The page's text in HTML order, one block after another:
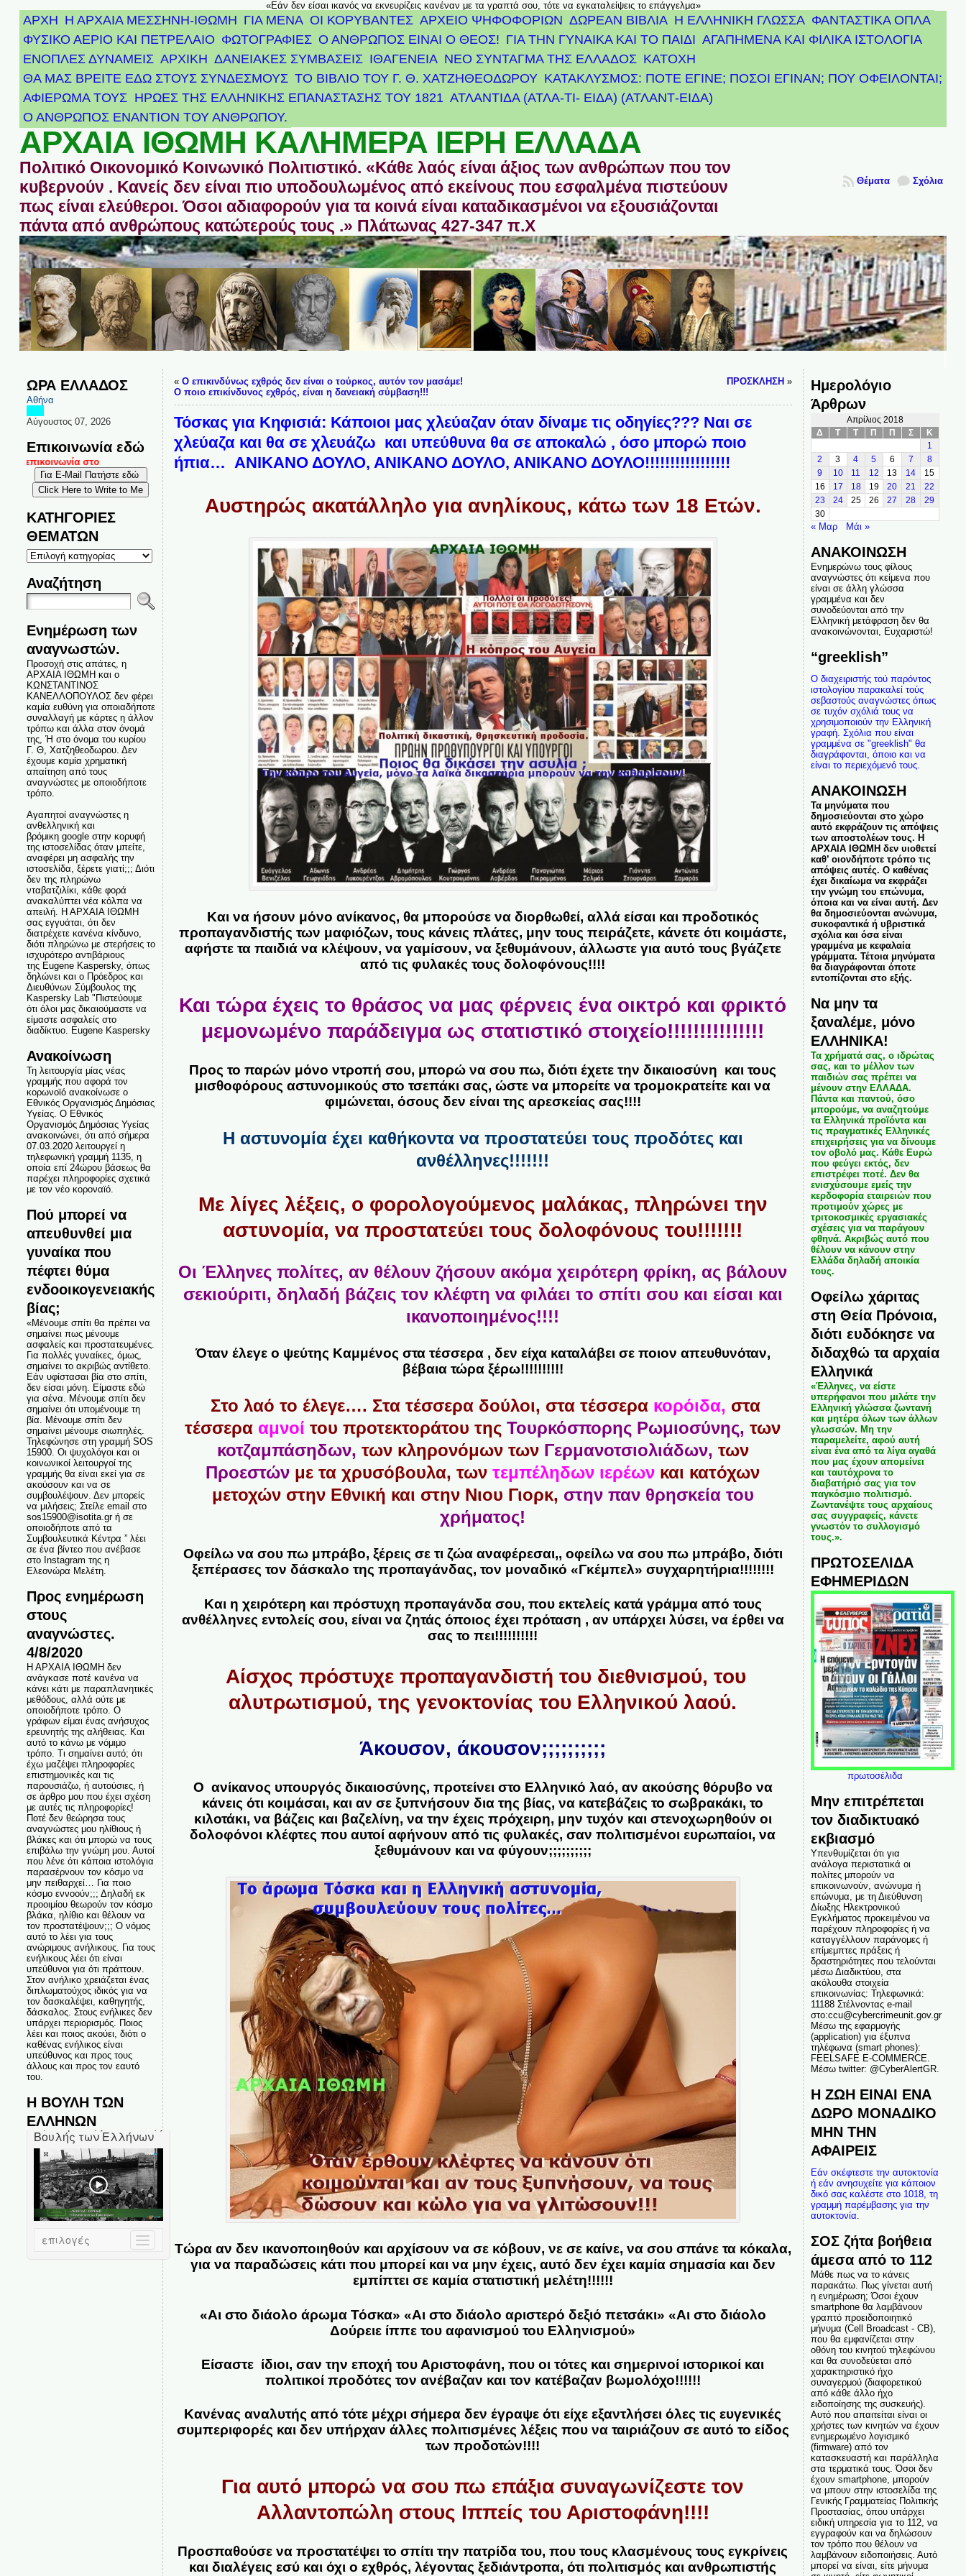
«Εάν δεν είσαι ικανός να εκνευρίζεις κανέναν με τα γραπτά σου, τότε να εγκαταλείψεις το επάγγελμα»
ΑΡΧΗ Η ΑΡΧΑΙΑ ΜΕΣΣΗΝΗ-ΙΘΩΜΗ ΓΙΑ ΜΕΝΑ ΟΙ ΚΟΡΥΒΑΝΤΕΣ ΑΡΧΕΊΟ ΨΗΦΟΦΟΡΙΏΝ ΔΩΡΕΑΝ ΒΙΒΛΙΑ Η ΕΛΛΗΝΙΚΗ ΓΛΩΣΣΑ ΦΑΝΤΑΣΤΙΚΑ ΟΠΛΑ
ΦΥΣΙΚΟ ΑΕΡΙΟ ΚΑΙ ΠΕΤΡΕΛΑΙΟ ΦΩΤΟΓΡΑΦΙΕΣ Ο ΑΝΘΡΩΠΟΣ ΕΙΝΑΙ Ο ΘΕΟΣ! ΓΙΑ ΤΗΝ ΓΥΝΑΙΚΑ ΚΑΙ ΤΟ ΠΑΙΔΙ ΑΓΑΠΗΜΕΝΑ ΚΑΙ ΦΙΛΙΚΑ ΙΣΤΟΛΟΓΙΑ
ΕΝΟΠΛΕΣ ΔΥΝΑΜΕΙΣ ΑΡΧΙΚΉ ΔΑΝΕΙΑΚΕΣ ΣΥΜΒΑΣΕΙΣ ΙΘΑΓΕΝΕΙΑ ΝΕΟ ΣΥΝΤΑΓΜΑ ΤΗΣ ΕΛΛΑΔΟΣ ΚΑΤΟΧΗ
ΘΑ ΜΑΣ ΒΡΕΙΤΕ ΕΔΩ ΣΤΟΥΣ ΣΥΝΔΕΣΜΟΥΣ ΤΟ ΒΙΒΛΙΟ ΤΟΥ Γ. Θ. ΧΑΤΖΗΘΕΟΔΩΡΟΥ ΚΑΤΑΚΛΥΣΜΟΣ: ΠΟΤΕ ΕΓΙΝΕ; ΠΟΣΟΙ ΕΓΙΝΑΝ; ΠΟΥ ΟΦΕΙΛΟΝΤΑΙ;
ΑΦΙΈΡΩΜΑ ΤΟΥΣ ΉΡΩΕΣ ΤΗΣ ΕΛΛΗΝΙΚΉΣ ΕΠΑΝΆΣΤΑΣΗΣ ΤΟΥ 1821 ΑΤΛΑΝΤΊΔΑ (ΑΤΛΑ-ΤΙ- ΕΙΔΑ) (ΑΤΛΑΝΤ-ΕΙΔΑ)
Ο ΑΝΘΡΩΠΟΣ ΕΝΑΝΤΙΟΝ ΤΟΥ ΑΝΘΡΩΠΟΥ.
ΑΡΧΑΙΑ ΙΘΩΜΗ ΚΑΛΗΜΕΡΑ ΙΕΡΗ ΕΛΛΑΔΑ
Πολιτικό Οικονομικό Κοινωνικό Πολιτιστικό. «Κάθε λαός είναι άξιος των ανθρώπων που τον
κυβερνούν . Κανείς δεν είναι πιο υποδουλωμένος από εκείνους που εσφαλμένα πιστεύουν
πως είναι ελεύθεροι. Όσοι αδιαφορούν για τα κοινά είναι καταδικασμένοι να εξουσιάζονται
πάντα από ανθρώπους κατώτερούς τους .» Πλάτωνας 427-347 π.Χ
Σχόλια
Θέματα
ΩΡΑ ΕΛΛΑΔΟΣ
Αθήνα
Αύγουστος 07, 2026
Επικοινωνία εδώ
στο
ΚΑΤΗΓΟΡΙΕΣ
ΘΕΜΑΤΩΝ
ΚΑΤΗΓΟΡΙΕΣ
ΘΕΜΑΤΩΝ
Αναζήτηση
Ενημέρωση των
αναγνωστών.
Προσοχή στις απάτες, η
ΑΡΧΑΙΑ ΙΘΩΜΗ και ο
ΚΩΝΣΤΑΝΤΙΝΟΣ
ΚΑΝΕΛΛΟΠΟΥΛΟΣ δεν φέρει
καμία ευθύνη για οποιαδήποτε
συναλλαγή με κάρτες η άλλον
τρόπω και άλλα στον όνομά
της, Ή στο όνομα του κυρίου
Γ. Θ, Χατζηθεοδωρου. Δεν
έχουμε καμία χρηματική
απαίτηση από τους
αναγνώστες με οποιοδήποτε
τρόπο.
Αγαπητοί αναγνώστες η
ανθελληνική και
βρόμικη google στην κορυφή
της ιστοσελίδας όταν μπείτε,
αναφέρει μη ασφαλής την
ιστοσελίδα, ξέρετε γιατί;;; Διότι
δεν της πληρώνω
νταβατζιλίκι, κάθε φορά
ανακαλύπτει νέα κόλπα να
απειλή. Η ΑΡΧΑΙΑ ΙΘΩΜΗ
σας εγγυάται, ότι δεν
διατρέχετε κανένα κίνδυνο,
διότι πληρώνω με στερήσεις το
ισχυρότερο αντιβάριους
της Eugene Kaspersky, όπως
δηλώνει και ο Πρόεδρος και
Διευθύνων Σύμβουλος της
Kaspersky Lab "Πιστεύουμε
ότι όλοι μας δικαιούμαστε να
είμαστε ασφαλείς στο
διαδίκτυο. Eugene Kaspersky
Ανακοίνωση
Τη λειτουργία μίας νέας
γραμμής που αφορά τον
κορωνοϊό ανακοίνωσε ο
Εθνικός Οργανισμός Δημόσιας
Υγείας. Ο Εθνικός
Οργανισμός Δημόσιας Υγείας
ανακοινώνει, ότι από σήμερα
07.03.2020 λειτουργεί η
τηλεφωνική γραμμή 1135, η
οποία επί 24ώρου βάσεως θα
παρέχει πληροφορίες σχετικά
με τον νέο κοροναϊό.
Πού μπορεί να
απευθυνθεί μια
γυναίκα που
πέφτει θύμα
ενδοοικογενειακής
βίας;
«Μένουμε σπίτι θα πρέπει να
σημαίνει πως μένουμε
ασφαλείς και προστατευμένες.
Για πολλές γυναίκες, όμως,
σημαίνει το ακριβώς αντίθετο.
Εάν υφίστασαι βία στο σπίτι,
δεν είσαι μόνη. Είμαστε εδώ
για σένα. Μένουμε σπίτι δεν
σημαίνει ότι υπομένουμε τη
βία. Μένουμε σπίτι δεν
σημαίνει μένουμε σιωπηλές.
Τηλεφώνησε στη γραμμή SOS
15900. Οι ψυχολόγοι και οι
κοινωνικοί λειτουργοί της
γραμμής θα είναι εκεί για σε
ακούσουν και να σε
συμβουλέψουν. Δεν μπορείς
να μιλήσεις; Στείλε email στο
sos15900@isotita.gr ή σε
οποιοδήποτε από τα
Συμβουλευτικά Κέντρα ” λέει
σε ένα βίντεο που ανέβασε
στο Instagram της η
Ελεονώρα Μελέτη.
Προς ενημέρωση
στους
αναγνώστες.
4/8/2020
Η ΑΡΧΑΙΑ ΙΘΩΜΗ δεν
ανάγκασε ποτέ κανένα να
κάνει κάτι με παραπλανητικές
μεθόδους, αλλά ούτε με
οποιοδήποτε τρόπο. Ο
γράφων είμαι ένας ανήσυχος
ερευνητής της αλήθειας. Και
αυτό το κάνω με νόμιμο
τρόπο. Τι σημαίνει αυτό; ότι
έχω μαζέψει πληροφορίες
επιστημονικές και τις
παρουσιάζω, ή αυτούσιες, ή
σε άρθρο μου που έχει σχέση
με αυτές τις πληροφορίες!
Ποτέ δεν θεώρησα τους
αναγνώστες μου ηλίθιους ή
βλάκες και ότι μπορώ να τους
επιβάλω την γνώμη μου. Αυτοί
που λένε ότι κάποια ιστολόγια
παρασέρνουν τον κόσμο να
μην πειθαρχεί… Για ποιο
κόσμο εννοούν;;; Δηλαδή εκ
προοιμίου θεωρούν τον κόσμο
βλάκα, ηλίθιο και θέλουν να
τον προστατέψουν;;; Ο νόμος
αυτό το λέει για τους
ανώριμους ανήλικους. Για τους
ενήλικους λέει ότι είναι
υπεύθυνοι για ότι πράττουν.
Στον ανήλικο χρειάζεται ένας
διπλωματούχος ιδικός για να
τον δασκαλέψει, καθηγητής,
δάσκαλος. Στους ενήλικες δεν
υπάρχει περιορισμός. Ποιος
λέει και ποιος ακούει, διότι ο
καθένας ενήλικος είναι
υπεύθυνος και προς τους
άλλους και προς τον εαυτό
του.
Η ΒΟΥΛΗ ΤΩΝ
ΕΛΛΗΝΩΝ
« Ο επικινδύνως εχθρός δεν είναι ο τούρκος, αυτόν τον μασάμε!
Ο ποιο επικίνδυνος εχθρός, είναι η δανειακή σύμβαση!!!
ΠΡΟΣΚΛΗΣΗ »
Τόσκας για Κηφισιά: Κάποιοι μας χλεύαζαν όταν δίναμε τις οδηγίες??? Ναι σε
χλεύαζα και θα σε χλευάζω και υπεύθυνα θα σε αποκαλώ , όσο μπορώ ποιο
ήπια… ΑΝΙΚΑΝΟ ΔΟΥΛΟ, ΑΝΙΚΑΝΟ ΔΟΥΛΟ, ΑΝΙΚΑΝΟ ΔΟΥΛΟ!!!!!!!!!!!!!!!!!
Αυστηρώς ακατάλληλο για ανηλίκους, κάτω των 18 Ετών.
Και να ήσουν μόνο ανίκανος, θα μπορούσε να διορθωθεί, αλλά είσαι και προδοτικός
προπαγανδιστής των μαφιόζων, τους κάνεις πλάτες, μην τους πειράζετε, κάνετε ότι κοιμάστε,
αφήστε τα παιδιά να κλέψουν, να γαμίσουν, να ξεθυμάνουν, άλλωστε για αυτό τους βγάζετε
από τις φυλακές τους δολοφόνους!!!!
Και τώρα έχεις το θράσος να μας φέρνεις ένα οικτρό και φρικτό
μεμονωμένο παράδειγμα ως στατιστικό στοιχείο!!!!!!!!!!!!!!!
Προς το παρών μόνο ντροπή σου, μπορώ να σου πω, διότι έχετε την δικαιοσύνη και τους
μισθοφόρους αστυνομικούς στο τσεπάκι σας, ώστε να μπορείτε να τρομοκρατείτε και να
φιμώνεται, όσους δεν είναι της αρεσκείας σας!!!!
Η αστυνομία έχει καθήκοντα να προστατεύει τους προδότες και
ανθέλληνες!!!!!!!
Με λίγες λέξεις, ο φορολογούμενος μαλάκας, πληρώνει την
αστυνομία, να προστατεύει τους δολοφόνους του!!!!!!!
Οι Έλληνες πολίτες, αν θέλουν ζήσουν ακόμα χειρότερη φρίκη, ας βάλουν
σεκιούριτι, δηλαδή βάζεις τον κλέφτη να φιλάει το σπίτι σου και είσαι και
ικανοποιημένος!!!!
Όταν έλεγε ο ψεύτης Καμμένος στα τέσσερα , δεν είχα καταλάβει σε ποιον απευθυνόταν,
βέβαια τώρα ξέρω!!!!!!!!!!
Στο λαό το έλεγε…. Στα τέσσερα δούλοι, στα τέσσερα κορόιδα, στα
τέσσερα αμνοί του προτεκτοράτου τηςΤουρκόσπορης Ρωμιοσύνης, των
κοτζαμπάσηδων, των κληρονόμων των Γερμανοτσιολιάδων, των
Προεστών με τα χρυσόβουλα, τωντεμπέληδων ιερέων και κατόχων
μετοχών στην Εθνική και στην Νιου Γιορκ, στην παν θρησκεία του
χρήματος!
Οφείλω να σου πω μπράβο, ξέρεις σε τι ζώα αναφέρεσαι,, οφείλω να σου πω μπράβο, διότι
ξεπέρασες τον δάσκαλο της προπαγάνδας, τον μοναδικό «Γκέμπελ» συγχαρητήρια!!!!!!!!
Και η χειρότερη και πρόστυχη προπαγάνδα σου, που εκτελείς κατά γράμμα από τους
ανθέλληνες εντολείς σου, είναι να ζητάς όποιος έχει πρόταση , αν υπάρχει λύσει, να έρθει να
σας το πει!!!!!!!!!!
Αίσχος πρόστυχε προπαγανδιστή του διεθνισμού, του
αλυτρωτισμού, της γενοκτονίας του Ελληνικού λαού.
Άκουσον, άκουσον;;;;;;;;;;
Ο ανίκανος υπουργός δικαιοσύνης, προτείνει στο Ελληνικό λαό, αν ακούσης θόρυβο να
κάνεις ότι κοιμάσαι, και αν σε ξυπνήσουν δια της βίας, να κατεβάζεις το σωβρακάκι, το
κιλοτάκι, να βάζεις και βαζελίνη, να την έχεις πρόχειρη, μην τυχόν και στενοχωρηθούν οι
δολοφόνοι κλέφτες που αυτοί αφήνουν από τις φυλακές, σαν πολιτισμένοι ευρωπαίοι, να
ξεθυμάνουν και να φύγουν;;;;;;;;;;
Τώρα αν δεν ικανοποιηθούν και αρχίσουν να σε κόβουν, νε σε καίνε, να σου σπάνε τα κόκαλα,
για να παραδώσεις κάτι που μπορεί και να μην έχεις, αυτό δεν έχει καμία σημασία και δεν
εμπίπτει σε καμία στατιστική μελέτη!!!!!!
«Αι στο διάολο άρωμα Τόσκα» «Αι στο διάολο αριστερό δεξιό πετσάκι» «Αι στο διάολο
Δούρειε ίππε του αφανισμού του Ελληνισμού»
Είσαστε ίδιοι, σαν την εποχή του Αριστοφάνη, που οι τότες και σημερινοί ιστορικοί και
πολιτικοί προδότες τον ανέβαζαν και τον κατέβαζαν βωμολόχο!!!!!!
Κανένας αναλυτής από τότε μέχρι σήμερα δεν έγραψε ότι είχε εξαντλήσει όλες τις ευγενικές
συμπεριφορές και δεν υπήρχαν άλλες πολιτισμένες λέξεις που να ταιριάζουν σε αυτό το είδος
των προδοτών!!!!
Για αυτό μπορώ να σου πω επάξια συναγωνίζεστε τον
Αλλαντοπώλη στους Ιππείς του Αριστοφάνη!!!!
Προσπαθούσε να προστατέψει το σπίτι την πατρίδα του, που τους κλασμένους τους εγκρίνεις
και διαλέγεις εσύ και όχι ο εχθρός, λέγοντας ξεδιάντροπα, ότι πολιτισμός και ανθρωπιστής
Ημερολόγιο
Άρθρων
Απρίλιος 2018
Δ
Τ Τ Π Π Σ
Κ
1
2
3 4 5 6 7
8
9
10 11 12 13 14
15
16
17 18 19 20 21
22
23
24 25 26 27 28
29
30
« Μαρ Μάι »
ΑΝΑΚΟΙΝΩΣΗ
Ενημερώνω τους φίλους
αναγνώστες ότι κείμενα που
είναι σε άλλη γλώσσα
γραμμένα και δεν
συνοδεύονται από την
Ελληνική μετάφραση δεν θα
ανακοινώνονται, Ευχαριστώ!
“greeklish”
Ο διαχειριστής τού παρόντος
ιστολογίου παρακαλεί τούς
σεβαστούς αναγνώστες όπως
σε τυχόν σχόλιά τους να
χρησιμοποιούν την Ελληνική
γραφή. Σχόλια που είναι
γραμμένα σε "greeklish" θα
διαγράφονται, όποιο και να
είναι το περιεχόμενό τους.
ΑΝΑΚΟΙΝΩΣΗ
Τα μηνύματα που
δημοσιεύονται στο χώρο
αυτό εκφράζουν τις απόψεις
των αποστολέων τους. Η
ΑΡΧΑΙΑ ΙΘΩΜΗ δεν υιοθετεί
καθ’ οιονδήποτε τρόπο τις
απόψεις αυτές. Ο καθένας
έχει δικαίωμα να εκφράζει
την γνώμη του επώνυμα,
όποια και να είναι αυτή. Δεν
θα δημοσιεύονται ανώνυμα,
συκοφαντικά ή υβριστικά
σχόλια και όσα είναι
γραμμένα με κεφαλαία
γράμματα. Τέτοια μηνύματα
θα διαγράφονται όποτε
εντοπίζονται στο εξής.
Να μην τα
ξαναλέμε, μόνο
ΕΛΛΗΝΙΚΑ!
Τα χρήματά σας, ο ιδρώτας
σας, και το μέλλον των
παιδιών σας πρέπει να
μένουν στην ΕΛΛΑΔΑ.
Πάντα και παντού, όσο
μπορούμε, να αναζητούμε
τα Ελληνικά προϊόντα και
τις πραγματικές Ελληνικές
επιχειρήσεις για να δίνουμε
τον οβολό μας. Κάθε Ευρώ
που φεύγει εκτός, δεν
επιστρέφει ποτέ. Δεν θα
ενισχύσουμε εμείς την
κερδοφορία εταιρειών που
προτιμούν χώρες με
τριτοκοσμικές εργασιακές
σχέσεις για να παράγουν
φθηνά. Ακριβώς αυτό που
θέλουν να κάνουν στην
Ελλάδα δηλαδή αποικία
τους.
Οφείλω χάριτας
στη Θεία Πρόνοια,
διότι ευδόκησε να
διδαχθώ τα αρχαία
Ελληνικά
«Έλληνες, να είστε
υπερήφανοι που μιλάτε την
Ελληνική γλώσσα ζωντανή
και μητέρα όλων των άλλων
γλωσσών. Μη την
παραμελείτε, αφού αυτή
είναι ένα από τα λίγα αγαθά
που μας έχουν απομείνει
και ταυτόχρονα το
διαβατήριό σας για τον
παγκόσμιο πολιτισμό.
Ζωντανέψτε τους αρχαίους
σας συγγραφείς, κάνετε
γνωστόν το συλλογισμό
τους.».
ΠΡΩΤΟΣΕΛΙΔΑ
ΕΦΗΜΕΡΙΔΩΝ
πρωτοσέλιδα
Μην επιτρέπεται
τον διαδικτυακό
εκβιασμό
Υπενθυμίζεται ότι για
ανάλογα περιστατικά οι
πολίτες μπορούν να
επικοινωνούν, ανώνυμα ή
επώνυμα, με τη Διεύθυνση
Δίωξης Ηλεκτρονικού
Εγκλήματος προκειμένου να
παρέχουν πληροφορίες ή να
καταγγέλλουν παράνομες ή
επίμεμπτες πράξεις ή
δραστηριότητες που τελούνται
μέσω Διαδικτύου, στα
ακόλουθα στοιχεία
επικοινωνίας: Τηλεφωνικά:
11188 Στέλνοντας e-mail
στο:ccu@cybercrimeunit.gov.gr
Μέσω της εφαρμογής
(application) για έξυπνα
τηλέφωνα (smart phones):
FEELSAFE E-COMMERCE.
Μέσω twitter: @CyberAlertGR.
Η ΖΩΗ ΕΙΝΑΙ ΕΝΑ
ΔΩΡΟ ΜΟΝΑΔΙΚΟ
ΜΗΝ ΤΗΝ
ΑΦΑΙΡΕΙΣ
Εάν σκέφτεστε την αυτοκτονία
ή εάν ανησυχείτε για κάποιον
δικό σας καλέστε στο 1018, τη
γραμμή παρέμβασης για την
αυτοκτονία.
ΣΟΣ ζήτα βοήθεια
άμεσα από το 112
Μάθε πως να το κάνεις
παρακάτω. Πως γίνεται αυτή
η ενημέρωση; Όσοι έχουν
smartphone θα λαμβάνουν
γραπτό προειδοποιητικό
μήνυμα (Cell Broadcast - CB),
που θα εμφανίζεται στην
οθόνη του κινητού τηλεφώνου
και θα συνοδεύεται από
χαρακτηριστικό ήχο
συναγερμού (διαφορετικού
από κάθε άλλο ήχο
ειδοποίησης της συσκευής).
Αυτό που απαιτείται είναι οι
χρήστες των κινητών να έχουν
ενημερωμένο λογισμικό
(firmware) από τον
κατασκευαστή και παράλληλα
στα τερματικά τους. Όσοι δεν
έχουν smartphone, μπορούν
να μπουν στην ιστοσελίδα της
Γενικής Γραμματείας Πολιτικής
Προστασίας, όπου υπάρχει
ειδική υπηρεσία για το 112, να
εγγραφούν και να δηλώσουν
τον τρόπο που θέλουν να
λαμβάνουν ειδοποιήσεις. Αυτό
μπορεί να είναι, είτε μήνυμα